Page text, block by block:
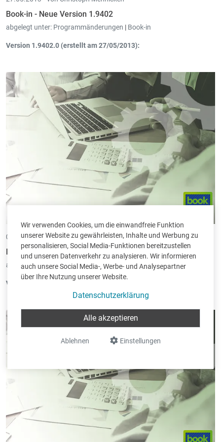
Wir verwenden Cookies, um die einwandfreie Funktion
unserer Website zu gewährleisten, Inhalte und Werbung zu
personalisieren, Social Media-Funktionen bereitzustellen
und unseren Datenverkehr zu analysieren. Wir informieren
auch unsere Social Media-, Werbe- und Analysepartner
über Ihre Nutzung unserer Website.
Datenschutzerklärung
Einstellungen
Ablehnen
Alle akzeptieren
Book-in - Neue Version 1.9402
abgelegt unter: Programmänderungen | Book-in
Version 1.9402.0 (erstellt am 27/05/2013):
Zuführungen für nicht komplette Jahre mit versetztem
Geschäftsjahr.
07.05.2013 • von Christoph Mennicken
Book-in - Neue Version 1.9401
abgelegt unter:Programmänderungen |Book-in
Version 1.9401.0 (erstellt am 07/05/2013):
: Beim Verbuchen der
Umbuchungen hat man nun die Möglichkeit die Analytische
Konten zu verändern.